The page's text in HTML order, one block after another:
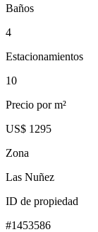
Baños
4
Estacionamientos
10
Precio por m²
US$ 1295
Zona
Las Nuñez
ID de propiedad
#1453586